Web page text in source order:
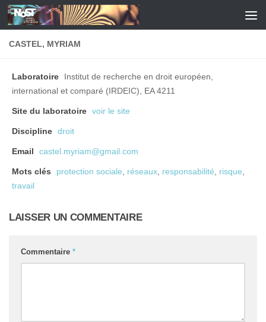
Skip to content
CASTEL, MYRIAM
Laboratoire
Institut de recherche en droit européen,
international et comparé (IRDEIC), EA 4211
Site du laboratoire voir le site
Discipline droit
Email castel.myriam@gmail.com
Mots clés protection sociale, réseaux, responsabilité, risque,
travail
LAISSER UN COMMENTAIRE
Commentaire *